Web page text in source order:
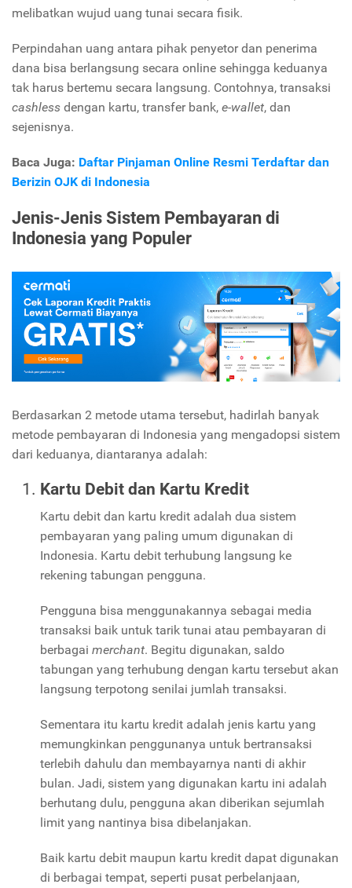
melibatkan wujud uang tunai secara fisik.
Perpindahan uang antara pihak penyetor dan penerima
dana bisa berlangsung secara online sehingga keduanya
tak harus bertemu secara langsung. Contohnya, transaksi
cashless dengan kartu, transfer bank, e-wallet, dan
sejenisnya.
Baca Juga: Daftar Pinjaman Online Resmi Terdaftar dan
Berizin OJK di Indonesia
Jenis-Jenis Sistem Pembayaran di
Indonesia yang Populer
Berdasarkan 2 metode utama tersebut, hadirlah banyak
metode pembayaran di Indonesia yang mengadopsi sistem
dari keduanya, diantaranya adalah:
Kartu Debit dan Kartu Kredit
Kartu debit dan kartu kredit adalah dua sistem
pembayaran yang paling umum digunakan di
Indonesia. Kartu debit terhubung langsung ke
rekening tabungan pengguna.
Pengguna bisa menggunakannya sebagai media
transaksi baik untuk tarik tunai atau pembayaran di
berbagai merchant. Begitu digunakan, saldo
tabungan yang terhubung dengan kartu tersebut akan
langsung terpotong senilai jumlah transaksi.
Sementara itu kartu kredit adalah jenis kartu yang
memungkinkan penggunanya untuk bertransaksi
terlebih dahulu dan membayarnya nanti di akhir
bulan. Jadi, sistem yang digunakan kartu ini adalah
berhutang dulu, pengguna akan diberikan sejumlah
limit yang nantinya bisa dibelanjakan.
Baik kartu debit maupun kartu kredit dapat digunakan
di berbagai tempat, seperti pusat perbelanjaan,